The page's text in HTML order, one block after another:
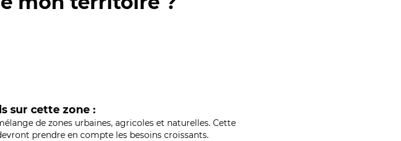
sur cette zone :
de zones urbaines, agricoles et naturelles. Cette
prendre en compte les besoins croissants.